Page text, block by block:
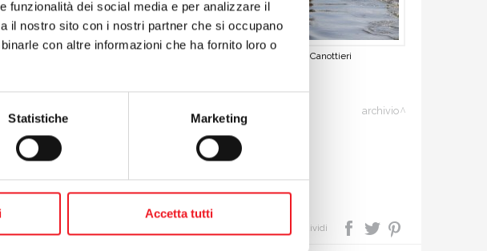
funzionalità dei social media e per analizzare il
il nostro sito con i nostri partner che si occupano
con altre informazioni che ha fornito loro o
Statistiche Marketing
Accetta tutti
Il quattro di coppia della Canottieri
archivio
condividi